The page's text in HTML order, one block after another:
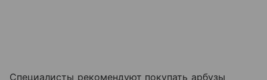
Специалисты рекомендуют покупать арбузы